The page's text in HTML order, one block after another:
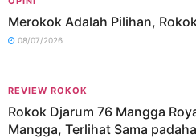
Merokok Adalah Pilihan,
08/07/2026
REVIEW ROKOK
Rokok Djarum 76 Mangga
Mangga, Terlihat Sama